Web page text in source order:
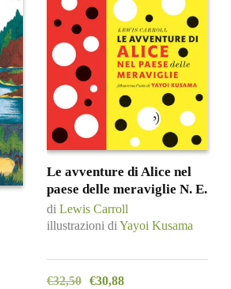
Le avventure di Alice nel
paese delle meraviglie N. E.
di Lewis Carroll
illustrazioni diYayoi Kusama
€32,50 €30,88